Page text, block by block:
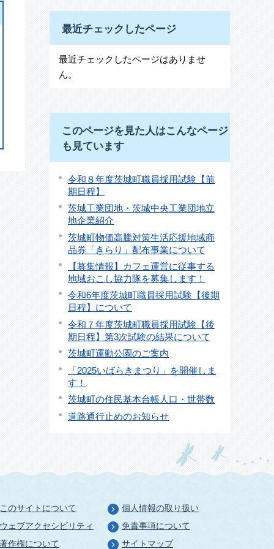
最近チェックしたページ
最近チェックしたページはありませ
ん。
このページを見た人はこんなページ
も見ています
令和８年度茨城町職員採用試験【前
期日程】
茨城工業団地・茨城中央工業団地立
地企業紹介
茨城町物価高騰対策生活応援地域商
品券「きらり」配布事業について
【募集情報】カフェ運営に従事する
地域おこし協力隊を募集します！
令和6年度茨城町職員採用試験【後期
日程】について
令和７年度茨城町職員採用試験【後
期日程】第3次試験の結果について
茨城町運動公園のご案内
「2025いばらきまつり」を開催しま
す！
茨城町の住民基本台帳人口・世帯数
道路通行止めのお知らせ
このサイトについて
個人情報の取り扱い
ウェブアクセシビリティ
免責事項について
著作権について
サイトマップ